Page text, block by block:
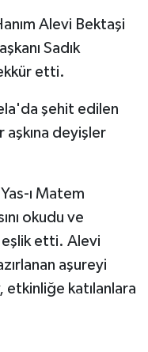
Alevi Bektaşi
Sadık
etti.
şehit edilen
aşkına deyişler
ı Matem
okudu ve
eşlik etti. Alevi
aşureyi
etkinliğe katılanlara